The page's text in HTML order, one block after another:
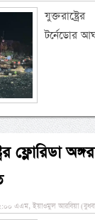
টর্নেডোর
ফ্লোরিডা
এএম, ইয়াওমুল আরবিয়া